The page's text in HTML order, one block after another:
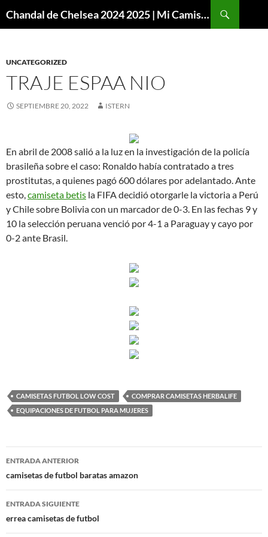
Chandal de Chelsea 2024 2025 | Mi Camiseta Futbol
UNCATEGORIZED
TRAJE ESPAA NIO
SEPTIEMBRE 20, 2022 ISTERN
En abril de 2008 salió a la luz en la investigación de la policía
brasileña sobre el caso: Ronaldo había contratado a tres
prostitutas, a quienes pagó 600 dólares por adelantado. Ante
esto,camiseta betis la FIFA decidió otorgarle la victoria a Perú
y Chile sobre Bolivia con un marcador de 0-3. En las fechas 9 y
10 la selección peruana venció por 4-1 a Paraguay y cayo por
0-2 ante Brasil.
CAMISETAS FUTBOL LOW COST
COMPRAR CAMISETAS HERBALIFE
EQUIPACIONES DE FUTBOL PARA MUJERES
Navegación
de
entradas
ENTRADA ANTERIOR
camisetas de futbol baratas amazon
ENTRADA SIGUIENTE
errea camisetas de futbol